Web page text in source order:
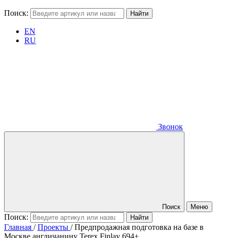
Поиск:
EN
RU
Звонок
Поиск Меню
Поиск:
Главная /Проекты /Предпродажная подготовка на базе в
Москве англичанину Terex Finlay 694+